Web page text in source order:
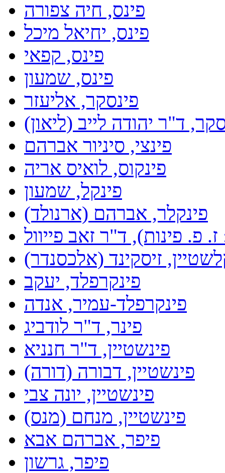
פינס, חיה צפורה
פינס, יחיאל מיכל
פינס, קפאי
פינס, שמעון
פינסקר, אליעזר
ד"ר יהודה לייב (ליאון)
פינצי, סיניור אברהם
פינקוס, לואיס אריה
פינקל, שמעון
פינקלר, אברהם (ארנולד)
פ. פינות), ד"ר זאב פייוול
זיסקינד (אלכסנדר)
פינקרפלד, יעקב
פינקרפלד-עמיר, אנדה
פינר, ד"ר לודביג
פינשטיין, ד"ר חנניא
פינשטיין, דבורה (דורה)
פינשטיין, יונה צבי
פינשטיין, מנחם (מנס)
פיפר, אברהם אבא
פיפר, גרשון